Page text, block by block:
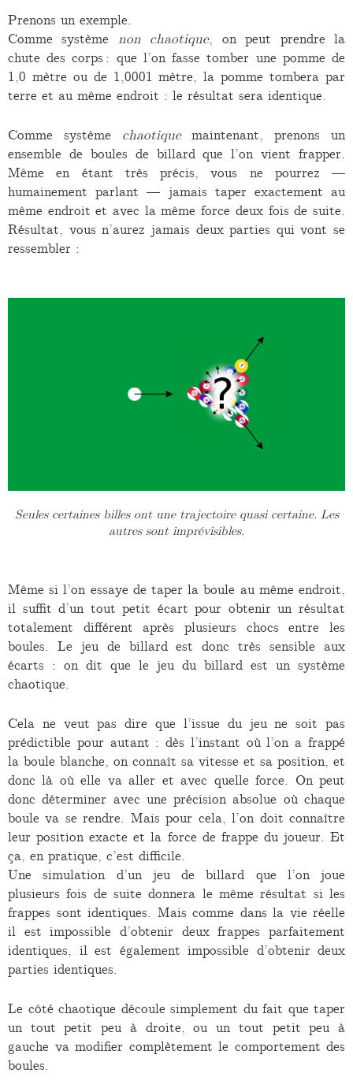
Prenons un exemple.
Comme système non chaotique, on peut prendre la
chute des corps : que l’on fasse tomber une pomme de
1,0 mètre ou de 1,0001 mètre, la pomme tombera par
terre et au même endroit : le résultat sera identique.
Comme système chaotiquemaintenant, prenons un
ensemble de boules de billard que l’on vient frapper.
Même en étant très précis, vous ne pourrez —
humainement parlant — jamais taper exactement au
même endroit et avec la même force deux fois de suite.
Résultat, vous n’aurez jamais deux parties qui vont se
ressembler :
Seules certaines billes ont une trajectoire quasi certaine. Les
autres sont imprévisibles.
Même si l’on essaye de taper la boule au même endroit,
il suffit d’un tout petit écart pour obtenir un résultat
totalement différent après plusieurs chocs entre les
boules. Le jeu de billard est donc très sensible aux
écarts : on dit que le jeu du billard est un système
chaotique.
Cela ne veut pas dire que l’issue du jeu ne soit pas
prédictible pour autant : dès l’instant où l’on a frappé
la boule blanche, on connaît sa vitesse et sa position, et
donc là où elle va aller et avec quelle force. On peut
donc déterminer avec une précision absolue où chaque
boule va se rendre. Mais pour cela, l’on doit connaître
leur position exacte et la force de frappe du joueur. Et
ça, en pratique, c’est difficile.
Une simulation d’un jeu de billard que l’on joue
plusieurs fois de suite donnera le même résultat si les
frappes sont identiques. Mais comme dans la vie réelle
il est impossible d’obtenir deux frappes parfaitement
identiques, il est également impossible d’obtenir deux
parties identiques.
Le côté chaotique découle simplement du fait que taper
un tout petit peu à droite, ou un tout petit peu à
gauche va modifier complètement le comportement des
boules.